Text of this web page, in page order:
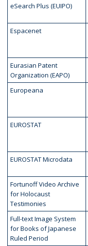
eSearch Plus (EUIPO)
Espacenet
Eurasian Patent
Organization (EAPO)
Europeana
EUROSTAT
EUROSTAT Microdata
Fortunoff Video Archive
for Holocaust
Testimonies
Full-text Image System
for Books of Japanese
Ruled Period